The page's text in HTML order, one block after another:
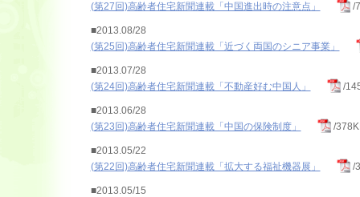
(第27回)高齢者住宅新聞連載「中国進出時の注意点」
/
■2013.08/28
(第25回)高齢者住宅新聞連載「近づく両国のシニア事業」
■2013.07/28
(第24回)高齢者住宅新聞連載「不動産好む中国人」
/
■2013.06/28
(第23回)高齢者住宅新聞連載「中国の保険制度」
/
■2013.05/22
(第22回)高齢者住宅新聞連載「拡大する福祉機器展」
/
■2013.05/15